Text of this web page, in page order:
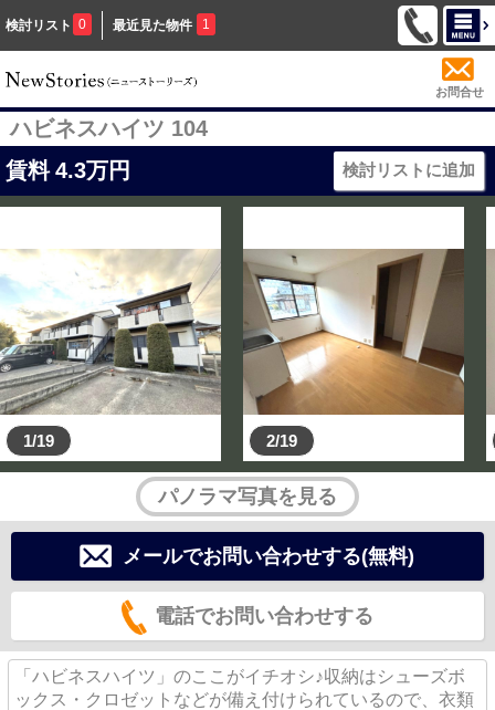
検討リスト 0 最近見た物件 1
お問合せ
ハビネスハイツ 104
賃料 4.3万円 検討リストに追加
1/19 2/19
パノラマ写真を見る
メールでお問い合わせする(無料)
電話でお問い合わせする
「ハビネスハイツ」のここがイチオシ♪収納はシューズボ
ックス・クロゼットなどが備え付けられているので、衣類